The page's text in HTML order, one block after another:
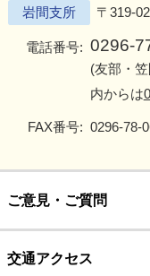
岩間支所 〒319-
電話番号: 0296-
(友部・
内からは
FAX番号: 0296-78-
ご意見・ご質問
交通アクセス